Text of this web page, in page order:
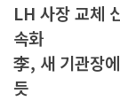
LH 사장 교체
속화
李, 새 기관장
듯